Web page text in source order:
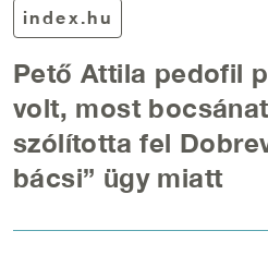
index.hu
Pető Attila pedofil
volt, most
szólította fel
bácsi” ügy miatt